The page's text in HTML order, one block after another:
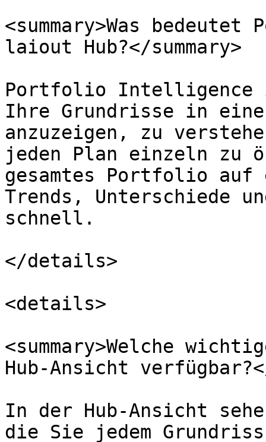
<summary>Was
laiout Hub?</summary>
Portfolio
Ihre Grundrisse in
anzuzeigen, zu
jeden Plan einzeln zu
gesamtes Portfolio auf
Trends, Unterschiede
schnell.
</details>
<details>
<summary>Welche
Hub-Ansicht
In der Hub-Ansicht
die Sie jedem